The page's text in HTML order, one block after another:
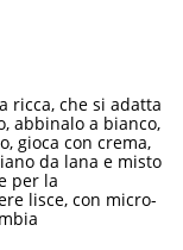
ricca, che si adatta
abbinalo a bianco,
gioca con crema,
da lana e misto
per la
lisce, con micro-